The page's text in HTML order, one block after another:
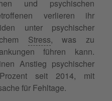
und psychischen
verlieren ihr
unter psychischer
Stress, was zu
führen kann.
Anstieg psychischer
seit 2014, mit
für Fehltage.